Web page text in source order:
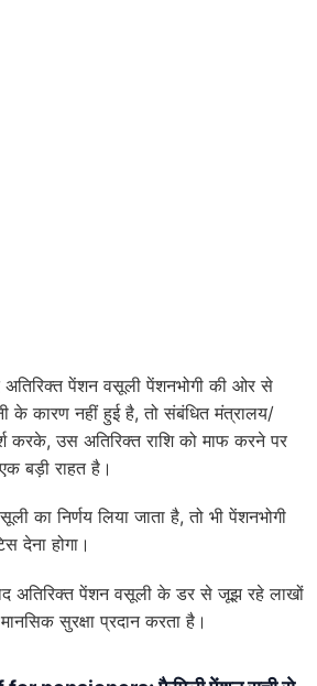
अतिरिक्त पेंशन वसूली पेंशनभोगी की ओर से
के कारण नहीं हुई है, तो संबंधित मंत्रालय/
करके, उस अतिरिक्त राशि को माफ करने पर
बड़ी राहत है।
का निर्णय लिया जाता है, तो भी पेंशनभोगी
देना होगा।
अतिरिक्त पेंशन वसूली के डर से जूझ रहे लाखों
सुरक्षा प्रदान करता है।